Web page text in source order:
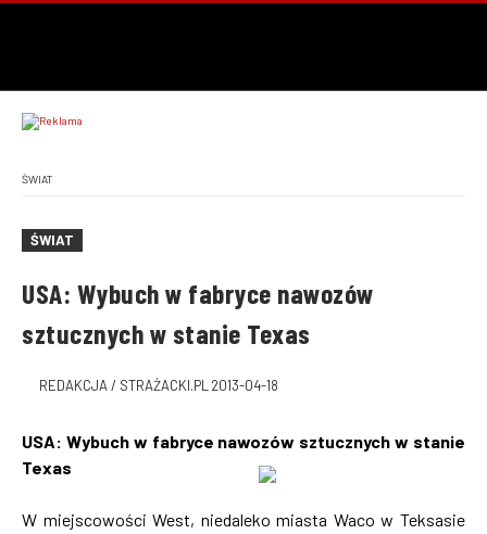
ŚWIAT
ŚWIAT
USA: Wybuch w fabryce nawozów
sztucznych w stanie Texas
REDAKCJA / STRAŻACKI.PL 2013-04-18
USA: Wybuch w fabryce nawozów sztucznych w stanie
Texas
W miejscowości West, niedaleko miasta Waco w Teksasie